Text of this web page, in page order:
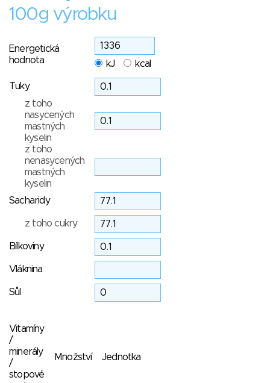
100g výrobku
Energetická
hodnota
kJ kcal
Tuky
z toho
nasycených
mastných
kyselin
z toho
nenasycených
mastných
kyselin
Sacharidy
z toho cukry
Bílkoviny
Vláknina
Sůl
Vitamíny
/
minerály
/
stopové
Množství Jednotka